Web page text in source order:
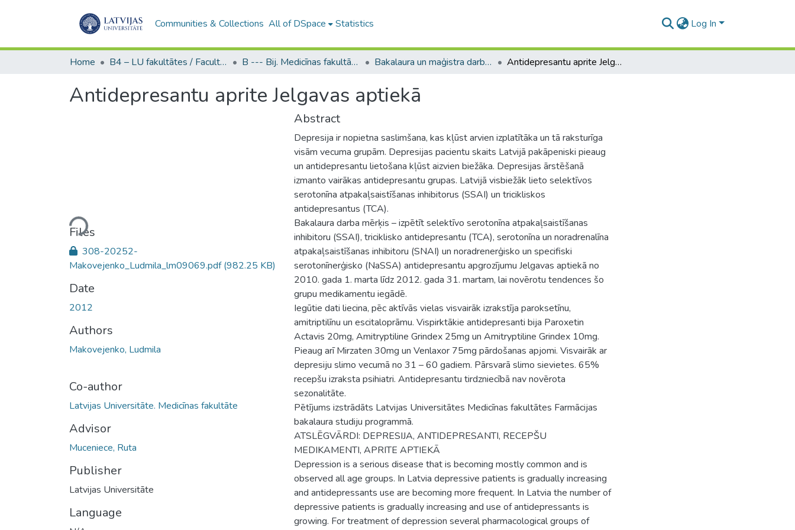
Communities & Collections All of DSpace Statistics Log In
Home B4 – LU fakultātes / Faculties of the UL B --- Bij. Medicīnas fakultātes studentu noslēguma darbi / Faculty of Medicine - Graduate works Bakalaura un maģistra darbi (MF) / Bachelor's and Master's theses Antidepresantu aprite Jelgavas aptiekā
Antidepresantu aprite Jelgavas aptiekā
Loading...
Files
308-20252-
Makovejenko_Ludmila_lm09069.pdf(982.25 KB)
Date
2012
Authors
Makovejenko, Ludmila
Co-author
Latvijas Universitāte. Medicīnas fakultāte
Advisor
Muceniece, Ruta
Publisher
Latvijas Universitāte
Language
Abstract
Depresija ir nopietna saslimšana, kas kļūst arvien izplatītāka un tā raksturīga
visām vecuma grupām. Depresijas pacientu skaits Latvijā pakāpeniski pieaug
un antidepresantu lietošana kļūst aizvien biežāka. Depresijas ārstēšanā
izmanto vairākas antidepresantu grupas. Latvijā visbiežāk lieto selektīvos
serotonīna atpakaļsaistīšanas inhibitorus (SSAI) un tricikliskos
antidepresantus (TCA).
Bakalaura darba mērķis – izpētīt selektīvo serotonīna atpakaļsaistīšanas
inhibitoru (SSAI), triciklisko antidepresantu (TCA), serotonīna un noradrenalīna
atpakaļsaistīšanas inhibitoru (SNAI) un noradrenerģisko un specifiski
serotonīnerģisko (NaSSA) antidepresantu apgrozījumu Jelgavas aptiekā no
2010. gada 1. marta līdz 2012. gada 31. martam, lai novērotu tendences šo
grupu medikamentu iegādē.
Iegūtie dati liecina, pēc aktīvās vielas visvairāk izrakstīja paroksetīnu,
amitriptilīnu un escitaloprāmu. Vispirktākie antidepresanti bija Paroxetin
Actavis 20mg, Amitryptiline Grindex 25mg un Amitryptiline Grindex 10mg.
Pieaug arī Mirzaten 30mg un Venlaxor 75mg pārdošanas apjomi. Visvairāk ar
depresiju slimo vecumā no 31 – 60 gadiem. Pārsvarā slimo sievietes. 65%
recepšu izraksta psihiatri. Antidepresantu tirdzniecībā nav novērota
sezonalitāte.
Pētījums izstrādāts Latvijas Universitātes Medicīnas fakultātes Farmācijas
bakalaura studiju programmā.
ATSLĒGVĀRDI: DEPRESIJA, ANTIDEPRESANTI, RECEPŠU
MEDIKAMENTI, APRITE APTIEKĀ
Depression is a serious disease that is becoming mostly common and is
observed all age groups. In Latvia depressive patients is gradually increasing
and antidepressants use are becoming more frequent. In Latvia the number of
depressive patients is gradually increasing and use of antidepressants is
growing. For treatment of depression several pharmacological groups of